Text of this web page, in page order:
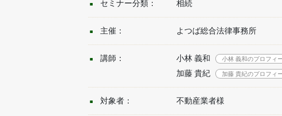
セミナー分類： 相続
主催： よつば総合法律事務所
講師： 小林 義和 小林 義和のプロフィ
加藤 貴紀 加藤 貴紀のプロフィ
対象者： 不動産業者様